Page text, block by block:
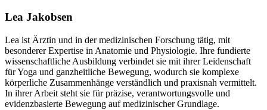
Lea Jakobsen
Lea ist Ärztin und in der medizinischen Forschung tätig, mit
besonderer Expertise in Anatomie und Physiologie. Ihre fundierte
wissenschaftliche Ausbildung verbindet sie mit ihrer Leidenschaft
für Yoga und ganzheitliche Bewegung, wodurch sie komplexe
körperliche Zusammenhänge verständlich und praxisnah vermittelt.
In ihrer Arbeit steht sie für präzise, verantwortungsvolle und
evidenzbasierte Bewegung auf medizinischer Grundlage.